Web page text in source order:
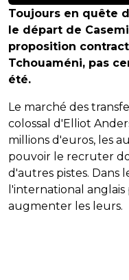
Toujours en quête
le départ de
proposition
Tchouaméni, pas
été.
Le marché des
colossal d'Elliot
millions d'euros, les
pouvoir le recruter
d'autres pistes. Dans
l'international anglais
augmenter les leurs.